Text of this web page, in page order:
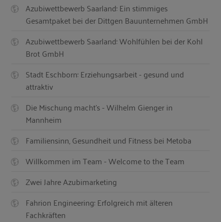
Azubiwettbewerb Saarland: Ein stimmiges
Gesamtpaket bei der Dittgen Bauunternehmen GmbH
Azubiwettbewerb Saarland: Wohlfühlen bei der Kohl
Brot GmbH
Stadt Eschborn: Erziehungsarbeit - gesund und
attraktiv
Die Mischung macht’s - Wilhelm Gienger in
Mannheim
Familiensinn, Gesundheit und Fitness bei Metoba
Willkommen im Team - Welcome to the Team
Zwei Jahre Azubimarketing
Fahrion Engineering: Erfolgreich mit älteren
Fachkräften